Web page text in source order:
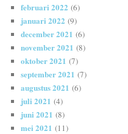
februari 2022 (6)
januari 2022 (9)
december 2021 (6)
november 2021 (8)
oktober 2021 (7)
september 2021 (7)
augustus 2021 (6)
juli 2021 (4)
juni 2021 (8)
mei 2021 (11)